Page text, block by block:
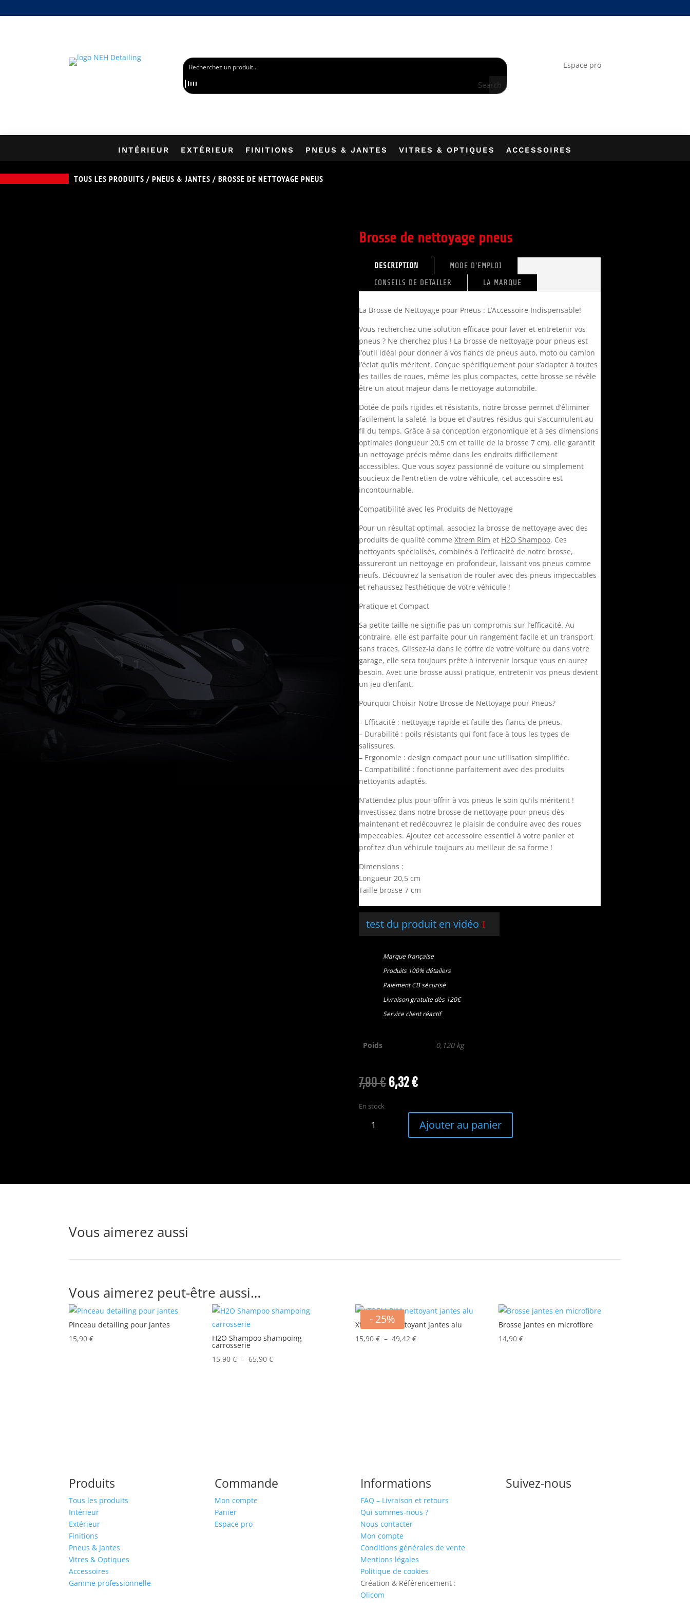
Search
Espace pro
INTÉRIEUR EXTÉRIEUR FINITIONS PNEUS & JANTES VITRES & OPTIQUES ACCESSOIRES
TOUS LES PRODUITS /PNEUS & JANTES /BROSSE DE NETTOYAGE PNEUS
Brosse de nettoyage pneus
DESCRIPTION
MODE D'EMPLOI
CONSEILS DE DETAILER
LA MARQUE
La Brosse de Nettoyage pour Pneus : L’Accessoire Indispensable!
Vous recherchez une solution efficace pour laver et entretenir vos
pneus ? Ne cherchez plus ! La brosse de nettoyage pour pneus est
l’outil idéal pour donner à vos flancs de pneus auto, moto ou camion
l’éclat qu’ils méritent. Conçue spécifiquement pour s’adapter à toutes
les tailles de roues, même les plus compactes, cette brosse se révèle
être un atout majeur dans le nettoyage automobile.
Dotée de poils rigides et résistants, notre brosse permet d’éliminer
facilement la saleté, la boue et d’autres résidus qui s’accumulent au
fil du temps. Grâce à sa conception ergonomique et à ses dimensions
optimales (longueur 20,5 cm et taille de la brosse 7 cm), elle garantit
un nettoyage précis même dans les endroits difficilement
accessibles. Que vous soyez passionné de voiture ou simplement
soucieux de l’entretien de votre véhicule, cet accessoire est
incontournable.
Compatibilité avec les Produits de Nettoyage
Pour un résultat optimal, associez la brosse de nettoyage avec des
produits de qualité commeXtrem Rim et H2O Shampoo. Ces
nettoyants spécialisés, combinés à l’efficacité de notre brosse,
assureront un nettoyage en profondeur, laissant vos pneus comme
neufs. Découvrez la sensation de rouler avec des pneus impeccables
et rehaussez l’esthétique de votre véhicule !
Pratique et Compact
Sa petite taille ne signifie pas un compromis sur l’efficacité. Au
contraire, elle est parfaite pour un rangement facile et un transport
sans traces. Glissez-la dans le coffre de votre voiture ou dans votre
garage, elle sera toujours prête à intervenir lorsque vous en aurez
besoin. Avec une brosse aussi pratique, entretenir vos pneus devient
un jeu d’enfant.
Pourquoi Choisir Notre Brosse de Nettoyage pour Pneus?
– Efficacité : nettoyage rapide et facile des flancs de pneus.
– Durabilité : poils résistants qui font face à tous les types de
salissures.
– Ergonomie : design compact pour une utilisation simplifiée.
– Compatibilité : fonctionne parfaitement avec des produits
nettoyants adaptés.
N’attendez plus pour offrir à vos pneus le soin qu’ils méritent !
Investissez dans notre brosse de nettoyage pour pneus dès
maintenant et redécouvrez le plaisir de conduire avec des roues
impeccables. Ajoutez cet accessoire essentiel à votre panier et
profitez d’un véhicule toujours au meilleur de sa forme !
Dimensions :
Longueur 20,5 cm
Taille brosse 7 cm
test du produit en vidéo
Marque française
Produits 100% détailers
Paiement CB sécurisé
Livraison gratuite dès 120€
Service client réactif
Poids 0,120 kg
7,90€Le
prix
était :
6,32€Le
est :
6,32 €.
En stock
quantité
Ajouter au panier
Vous aimerez aussi
Vous aimerez peut-être aussi…
Pinceau detailing pour jantes
15,90€ H2O Shampoo shampoing
carrosserie
15,90€ – 65,90€Plage
- 25%
Xtrem Rim nettoyant jantes alu
15,90€ – 49,42€Plage
Brosse jantes en microfibre
14,90€
Produits
Tous les produits
Intérieur
Extérieur
Finitions
Pneus & Jantes
Vitres & Optiques
Accessoires
Gamme professionnelle
Commande
Mon compte
Panier
Espace pro
Informations
FAQ – Livraison et retours
Qui sommes-nous ?
Nous contacter
Mon compte
Conditions générales de vente
Mentions légales
Politique de cookies
Création & Référencement :
Olicom
Suivez-nous